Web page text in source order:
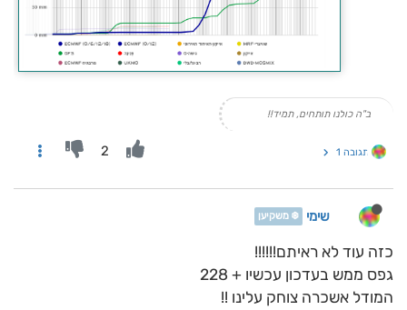
ב"ה כולנו תותחים, תמיד!!
תגובה 1 2
שימי ❄️ משקיען
כזה עוד לא ראיתם!!!!!!
גפס ממש בעדכון עכשיו + 228
המודל אשכרה צוחק עלינו !!